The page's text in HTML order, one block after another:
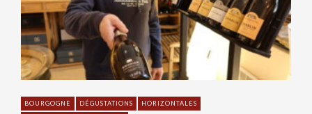
BOURGOGNE DÉGUSTATIONS
HORIZONTALES